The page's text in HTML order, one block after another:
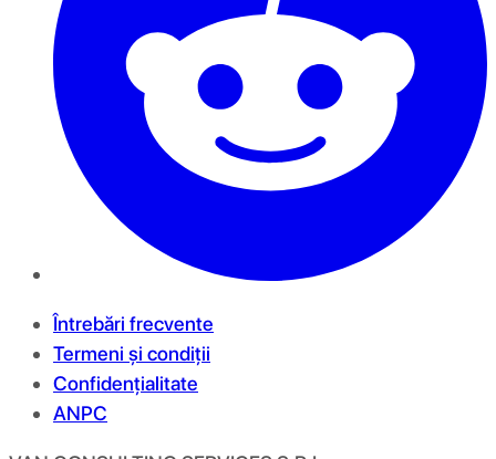
Întrebări frecvente
Termeni și condiții
Confidențialitate
ANPC